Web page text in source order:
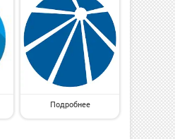
Подробнее